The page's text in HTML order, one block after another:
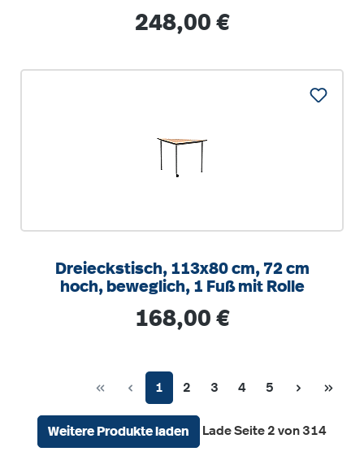
Regulärer Preis:
248,00 €
Dreieckstisch, 113x80 cm, 72 cm
hoch, beweglich, 1 Fuß mit Rolle
Regulärer Preis:
168,00 €
Seite
1 Seite
2 Seite
3 Seite
4 Seite
5
Weitere Produkte laden Lade Seite 2 von 314